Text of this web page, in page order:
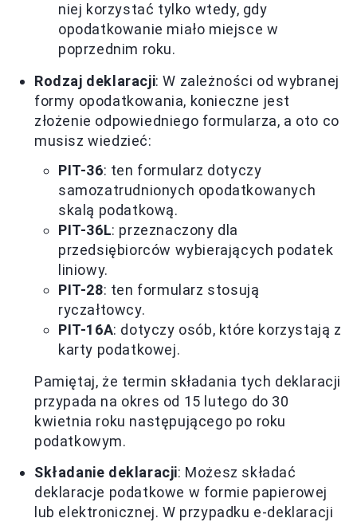
niej korzystać tylko wtedy, gdy
opodatkowanie miało miejsce w
poprzednim roku.
Rodzaj deklaracji: W zależności od wybranej
formy opodatkowania, konieczne jest
złożenie odpowiedniego formularza, a oto co
musisz wiedzieć:
PIT-36: ten formularz dotyczy
samozatrudnionych opodatkowanych
skalą podatkową.
PIT-36L: przeznaczony dla
przedsiębiorców wybierających podatek
liniowy.
PIT-28: ten formularz stosują
ryczałtowcy.
PIT-16A: dotyczy osób, które korzystają z
karty podatkowej.
Pamiętaj, że termin składania tych deklaracji
przypada na okres od 15 lutego do 30
kwietnia roku następującego po roku
podatkowym.
Składanie deklaracji: Możesz składać
deklaracje podatkowe w formie papierowej
lub elektronicznej. W przypadku e-deklaracji